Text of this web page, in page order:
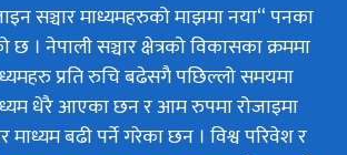
सञ्चार माध्यमहरुको माझमा नया“ पनका
। नेपाली सञ्चार क्षेत्रको विकासका क्रममा
प्रति रुचि बढेसगै पछिल्लो समयमा
धेरै आएका छन र आम रुपमा रोजाइमा
माध्यम बढी पर्ने गरेका छन । विश्व परिवेश र